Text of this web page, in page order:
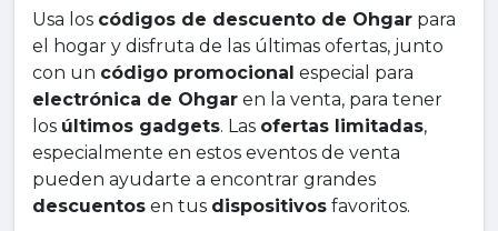
Usa los códigos de descuento de Ohgar para
el hogar y disfruta de las últimas ofertas, junto
con un código promocional especial para
electrónica de Ohgar en la venta, para tener
los últimos gadgets. Las ofertas limitadas,
especialmente en estos eventos de venta
pueden ayudarte a encontrar grandes
descuentos en tus dispositivos favoritos.